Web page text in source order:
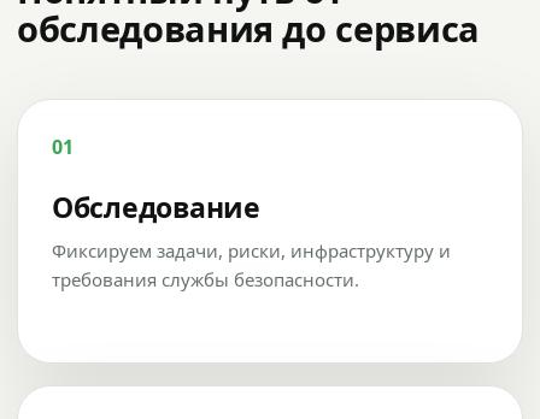
обследования до сервиса
01
Обследование
Фиксируем задачи, риски, инфраструктуру и
требования службы безопасности.